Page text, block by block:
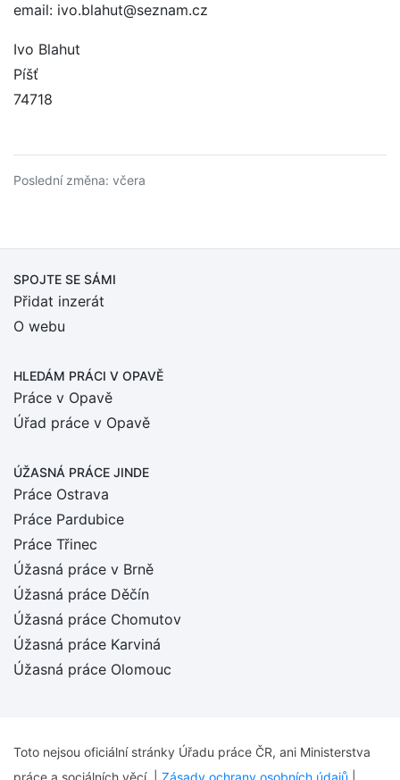
email: ivo.blahut@seznam.cz
Ivo Blahut
Píšť
74718
Poslední změna: včera
SPOJTE SE SÁMI
Přidat inzerát
O webu
HLEDÁM PRÁCI V OPAVĚ
Práce v Opavě
Úřad práce v Opavě
ÚŽASNÁ PRÁCE JINDE
Práce Ostrava
Práce Pardubice
Práce Třinec
Úžasná práce v Brně
Úžasná práce Děčín
Úžasná práce Chomutov
Úžasná práce Karviná
Úžasná práce Olomouc
Toto nejsou oficiální stránky Úřadu práce ČR, ani Ministerstva
práce a sociálních věcí. | Zásady ochrany osobních údajů